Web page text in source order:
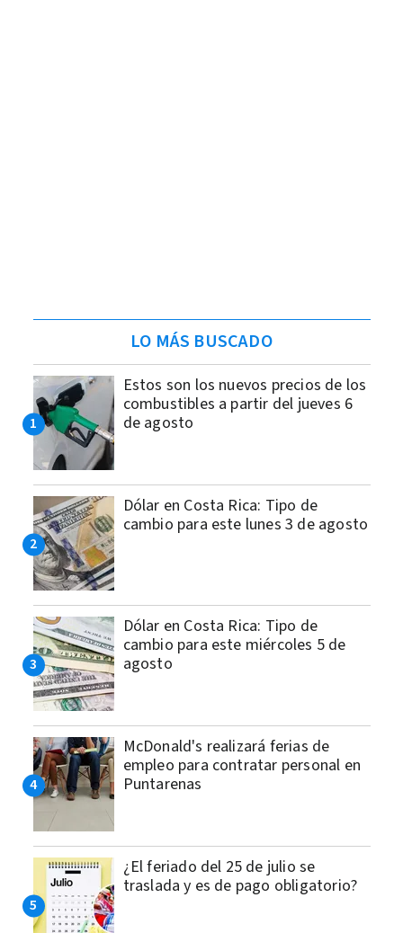
LO MÁS BUSCADO
Estos son los nuevos precios de los
combustibles a partir del jueves 6
de agosto
Dólar en Costa Rica: Tipo de
cambio para este lunes 3 de agosto
Dólar en Costa Rica: Tipo de
cambio para este miércoles 5 de
agosto
McDonald's realizará ferias de
empleo para contratar personal en
Puntarenas
¿El feriado del 25 de julio se
traslada y es de pago obligatorio?